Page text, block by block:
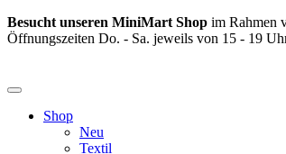
Besucht unseren MiniMart Shop im Rahmen
Öffnungszeiten Do. - Sa. jeweils von 15 - 19
Shop
Neu
Textil